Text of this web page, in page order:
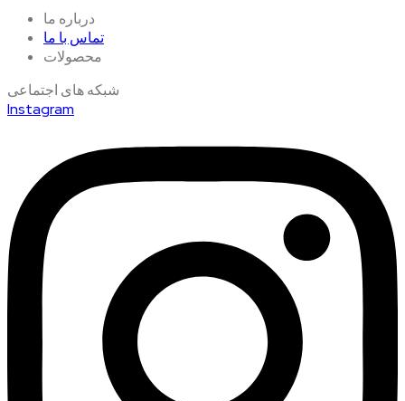
درباره ما
تماس با ما
محصولات
شبکه های اجتماعی
Instagram